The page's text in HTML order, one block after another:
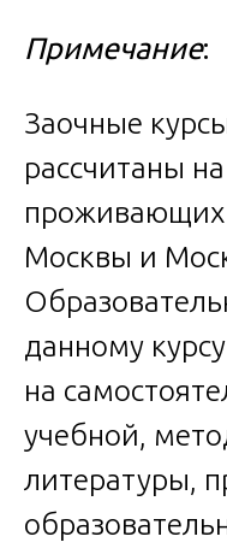
Примечание:
Заочные
рассчитаны
проживающих
Москвы и
данному
на
учебной,
литературы,